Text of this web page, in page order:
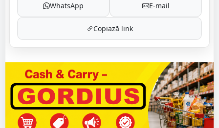
WhatsApp E-mail
Copiază link